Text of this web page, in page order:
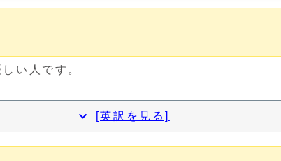
い人です。
[英訳を見る]